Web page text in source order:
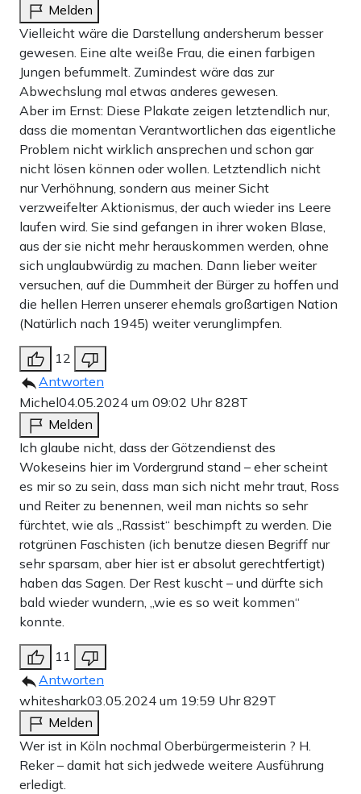
Melden
Vielleicht wäre die Darstellung andersherum besser
gewesen. Eine alte weiße Frau, die einen farbigen
Jungen befummelt. Zumindest wäre das zur
Abwechslung mal etwas anderes gewesen.
Aber im Ernst: Diese Plakate zeigen letztendlich nur,
dass die momentan Verantwortlichen das eigentliche
Problem nicht wirklich ansprechen und schon gar
nicht lösen können oder wollen. Letztendlich nicht
nur Verhöhnung, sondern aus meiner Sicht
verzweifelter Aktionismus, der auch wieder ins Leere
laufen wird. Sie sind gefangen in ihrer woken Blase,
aus der sie nicht mehr herauskommen werden, ohne
sich unglaubwürdig zu machen. Dann lieber weiter
versuchen, auf die Dummheit der Bürger zu hoffen und
die hellen Herren unserer ehemals großartigen Nation
(Natürlich nach 1945) weiter verunglimpfen.
12
Antworten
Michel04.05.2024 um 09:02 Uhr828T
Melden
Ich glaube nicht, dass der Götzendienst des
Wokeseins hier im Vordergrund stand – eher scheint
es mir so zu sein, dass man sich nicht mehr traut, Ross
und Reiter zu benennen, weil man nichts so sehr
fürchtet, wie als „Rassist“ beschimpft zu werden. Die
rotgrünen Faschisten (ich benutze diesen Begriff nur
sehr sparsam, aber hier ist er absolut gerechtfertigt)
haben das Sagen. Der Rest kuscht – und dürfte sich
bald wieder wundern, „wie es so weit kommen“
konnte.
11
Antworten
whiteshark03.05.2024 um 19:59 Uhr829T
Melden
Wer ist in Köln nochmal Oberbürgermeisterin ? H.
Reker – damit hat sich jedwede weitere Ausführung
erledigt.